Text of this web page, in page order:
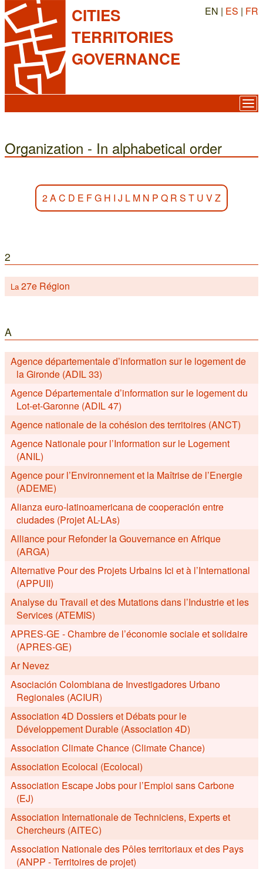
CITIES
TERRITORIES
GOVERNANCE
EN | ES | FR
Organization - In alphabetical order
2AC D E FG H I J L M N P Q R S T U VZ
2
La 27e Région
A
Agence départementale d’information sur le logement de
la Gironde (ADIL 33)
Agence Départementale d’information sur le logement du
Lot-et-Garonne (ADIL 47)
Agence nationale de la cohésion des territoires (ANCT)
Agence Nationale pour l’Information sur le Logement
(ANIL)
Agence pour l’Environnement et la Maîtrise de l’Energie
(ADEME)
Alianza euro-latinoamericana de cooperación entre
ciudades (Projet AL-LAs)
Alliance pour Refonder la Gouvernance en Afrique
(ARGA)
Alternative Pour des Projets Urbains Ici et à l’International
(APPUII)
Analyse du Travail et des Mutations dans l’Industrie et les
Services (ATEMIS)
APRES-GE - Chambre de l’économie sociale et solidaire
(APRES-GE)
Ar Nevez
Asociación Colombiana de Investigadores Urbano
Regionales (ACIUR)
Association 4D Dossiers et Débats pour le
Développement Durable (Association 4D)
Association Climate Chance (Climate Chance)
Association Ecolocal (Ecolocal)
Association Escape Jobs pour l’Emploi sans Carbone
(EJ)
Association Internationale de Techniciens, Experts et
Chercheurs (AITEC)
Association Nationale des Pôles territoriaux et des Pays
(ANPP - Territoires de projet)